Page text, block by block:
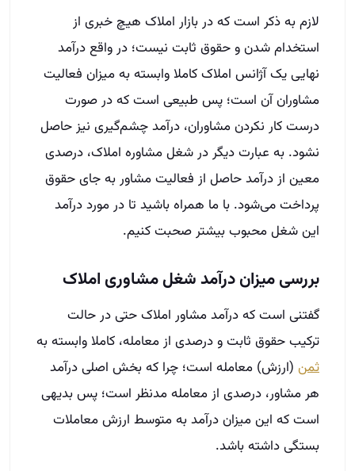
لازم به ذکر است که در بازار املاک هیچ خبری از
استخدام شدن و حقوق ثابت نیست؛ در واقع درآمد
نهایی یک آژانس املاک کاملا وابسته به میزان فعالیت
مشاوران آن است؛ پس طبیعی است که در صورت
درست کار نکردن مشاوران، درآمد چشم‌گیری نیز حاصل
نشود. به عبارت دیگر در شغل مشاوره املاک، درصدی
معین از درآمد حاصل از فعالیت مشاور به جای حقوق
پرداخت می‌شود. با ما همراه باشید تا در مورد درآمد
این شغل محبوب بیشتر صحبت کنیم.
بررسی میزان در‌آمد شغل مشاوری املاک
گفتنی است که در‌آمد مشاور املاک حتی در حالت
ترکیب حقوق ثابت و درصدی از معامله، کاملا وابسته به
ثمن (ارزش) معامله است؛ چرا که بخش اصلی درآمد
هر مشاور، درصدی از معامله مد‌نظر است؛ پس بدیهی
است که این میزان درآمد به متوسط ارزش معاملات
بستگی داشته باشد.